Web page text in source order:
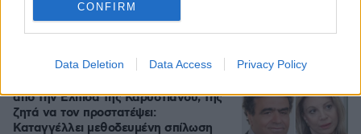
CONFIRM
Data Deletion Data Access Privacy Policy
από την Ελπίδα της Καρυστιανού, της
ζητά να τον προστατέψει:
Καταγγέλλει μεθοδευμένη σπίλωση